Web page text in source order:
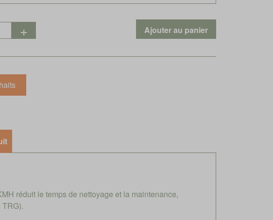
réduit le temps de nettoyage et la maintenance,